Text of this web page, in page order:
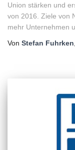
Union stärken und
von 2016. Ziele von
mehr Unternehmen
Von Stefan Fuhrken